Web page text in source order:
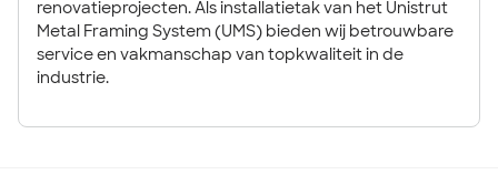
renovatieprojecten. Als installatietak van het Unistrut
Metal Framing System (UMS) bieden wij betrouwbare
service en vakmanschap van topkwaliteit in de
industrie.